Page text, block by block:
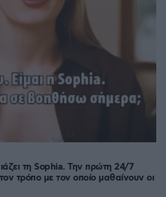
τη Sophia. Την πρώτη 24/7
τρόπο με τον οποίο μαθαίνουν οι